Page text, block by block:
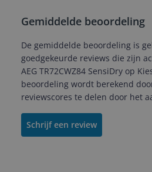
Gemiddelde beoordeling
De gemiddelde beoordeling is
goedgekeurde reviews die zijn
AEG TR72CWZ84 SensiDry op
beoordeling wordt berekend
reviewscores te delen door het
Schrijf een review